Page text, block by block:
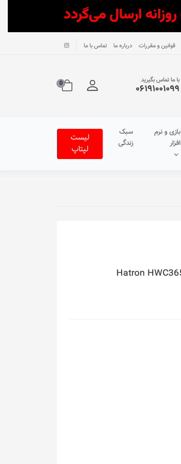
قوانین و مقررات درباره ما تماس با ما
با ما تماس بگیرید
۰۶۱۹۱۰۰۱۰۹۹ 0
بازی و نرم
افزار
سبک
زندگی
لیست
لپتاپ
Hatron